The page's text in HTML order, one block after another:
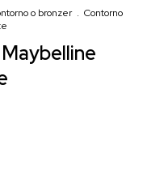
o bronzer . Contorno